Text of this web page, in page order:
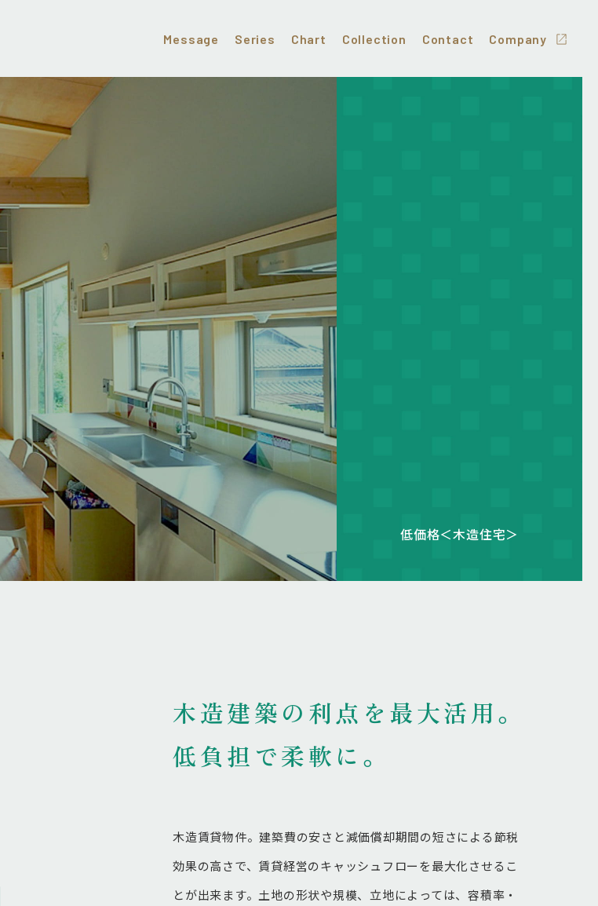
Message Series Chart Collection Contact Company
低価格＜木造住宅＞
木造建築の利点を最大活用。
低負担で柔軟に。
木造賃貸物件。建築費の安さと減価償却期間の短さによる節税
効果の高さで、賃貸経営のキャッシュフローを最大化させるこ
とが出来ます。土地の形状や規模、立地によっては、容積率・